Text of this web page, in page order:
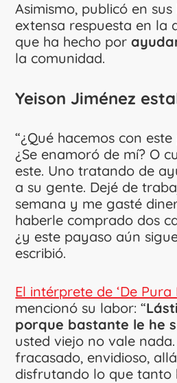
Asimismo, publicó en
extensa respuesta en la
que ha hecho por
la comunidad.
Yeison Jiménez
“¿Qué hacemos con
¿Se enamoró de mí? O
este. Uno tratando de
a su gente. Dejé de
semana y me gasté
haberle comprado dos
¿y este payaso aún
escribió.
El intérprete de ‘De Pura
mencionó su labor: “
porque bastante le he
usted viejo no vale
fracasado, envidioso,
disfrutando lo que tanto